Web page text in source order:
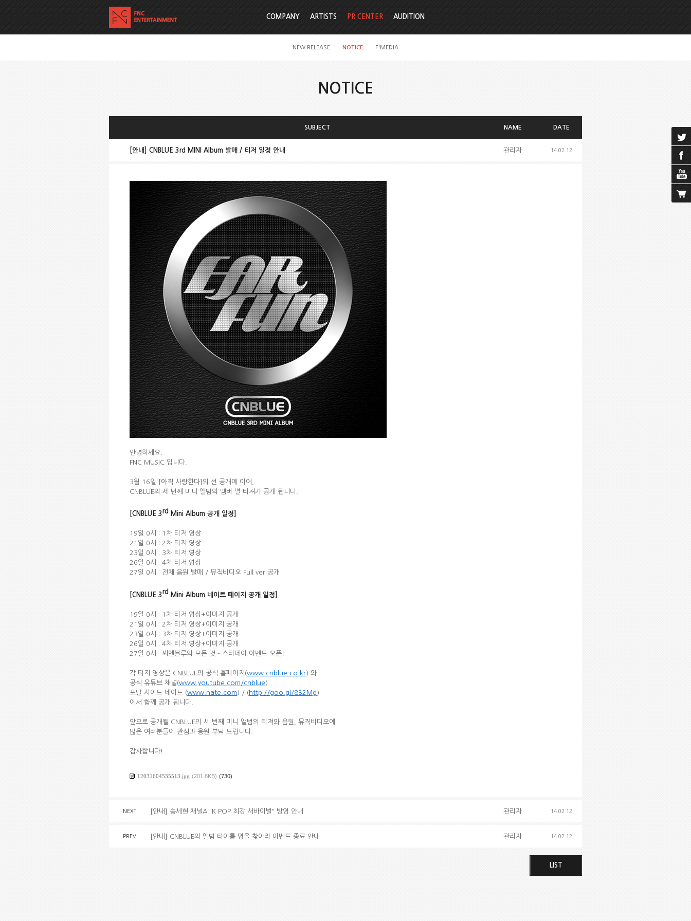
COMPANY ARTISTS PR CENTER
NEW RELEASE NOTICE F'MEDIA
AUDITION
NOTICE
SUBJECT NAME DATE
[안내] CNBLUE 3rd MINI Album 발매 / 티저 일정 안내 관리자 14.02.12
안녕하세요.
FNC MUSIC 입니다.
3월 16일 [아직 사랑한다]의 선 공개에 이어,
CNBLUE의 세 번째 미니 앨범의 멤버 별 티져가 공개 됩니다.
[CNBLUE 3rd Mini Album 공개 일정]
19일 0시 : 1차 티저 영상
21일 0시 : 2차 티저 영상
23일 0시 : 3차 티저 영상
26일 0시 : 4차 티저 영상
27일 0시 : 전체 음원 발매 / 뮤직비디오 Full ver 공개
[CNBLUE 3rd Mini Album 네이트 페이지 공개 일정]
19일 0시 : 1차 티저 영상+이미지 공개
21일 0시 : 2차 티저 영상+이미지 공개
23일 0시 : 3차 티저 영상+이미지 공개
26일 0시 : 4차 티저 영상+이미지 공개
27일 0시 : 씨엔블루의 모든 것 - 스타데이 이벤트 오픈!
각 티저 영상은 CNBLUE의 공식 홈페이지(www.cnblue.co.kr) 와
공식 유튜브 채널(www.youtube.com/cnblue).
포털 사이트 네이트 (www.nate.com) / (http://goo.gl/8B2Mg)
에서 함께 공개 됩니다.
앞으로 공개될 CNBLUE의 세 번째 미니 앨범의 티져와 음원, 뮤직비디오에
많은 여러분들에 관심과 응원 부탁 드립니다.
감사합니다!
12031604535513.jpg (201.8KB) (730)
NEXT [안내] 송세현 채널A "K POP 최강 서바이벌" 방영 안내 관리자 14.02.12
PREV [안내] CNBLUE의 앨범 타이틀 명을 찾아라 이벤트 종료 안내 관리자 14.02.12
LIST